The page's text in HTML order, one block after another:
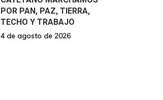
POR PAN, PAZ, TIERRA,
TECHO Y TRABAJO
4 de agosto de 2026